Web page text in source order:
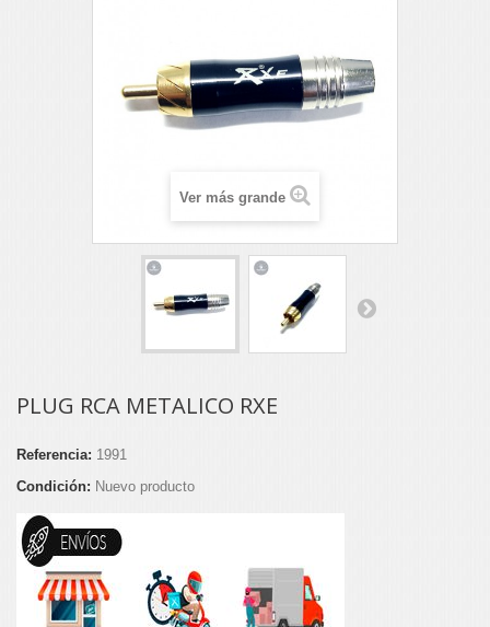
Ver más grande
PLUG RCA METALICO RXE
Referencia: 1991
Condición: Nuevo producto